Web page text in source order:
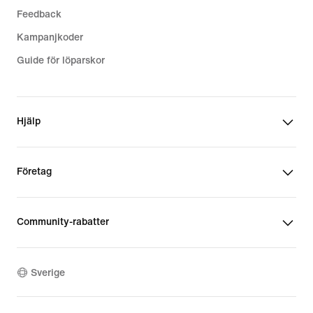
Feedback
Kampanjkoder
Guide för löparskor
Hjälp
Företag
Community-rabatter
Sverige